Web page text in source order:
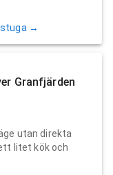
stuga →
Granfjärden
utan direkta
litet kök och